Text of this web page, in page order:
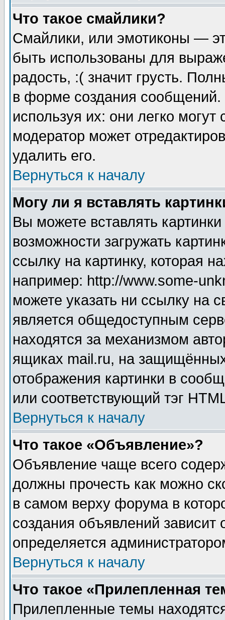
Что такое смайлики?
Смайлики, или эмотиконы —
быть использованы для
радость, :( значит грусть.
в форме создания сообщений.
используя их: они легко
модератор может
удалить его.
Вернуться к началу
Могу ли я вставлять
Вы можете вставлять
возможности загружать
ссылку на картинку, которая
например: http://www.some-
можете указать ни ссылку на
является общедоступным
находятся за механизмом
ящиках mail.ru, на
отображения картинки в
или соответствующий тэг
Вернуться к началу
Что такое «Объявление»?
Объявление чаще всего
должны прочесть как можно
в самом верху форума в
создания объявлений зависит
определяется
Вернуться к началу
Что такое «Прилепленная
Прилепленные темы